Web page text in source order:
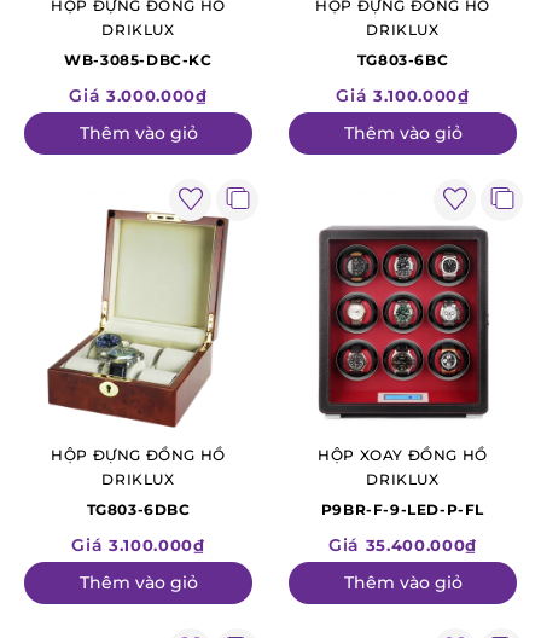
HỘP ĐỰNG ĐỒNG HỒ
DRIKLUX
WB-3085-DBC-KC
Giá 3.000.000₫
Thêm vào giỏ
HỘP ĐỰNG ĐỒNG HỒ
DRIKLUX
TG803-6BC
Giá 3.100.000₫
Thêm vào giỏ
HỘP ĐỰNG ĐỒNG HỒ
DRIKLUX
TG803-6DBC
Giá 3.100.000₫
Thêm vào giỏ
HỘP XOAY ĐỒNG HỒ
DRIKLUX
P9BR-F-9-LED-P-FL
Giá 35.400.000₫
Thêm vào giỏ